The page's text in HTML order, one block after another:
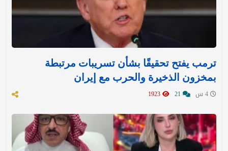
ترمب يفتح تحقيقًا بشأن تسريبات مرتبطة
بمخزون الذخيرة والحرب مع إيران